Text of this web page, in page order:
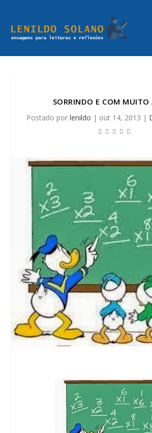
SORRINDO E COM MUITO
Postado por lenildo | out 14, 2013 |